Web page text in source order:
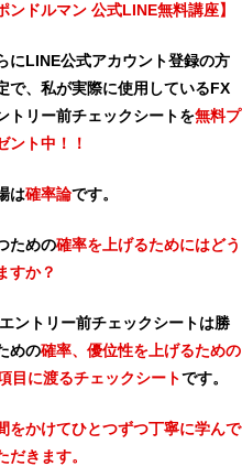
ンドルマン 公式LINE無料講座】
にLINE公式アカウント登録の方
で、私が実際に使用しているFX
トリー前チェックシートを無料プ
ント中！！
は確率論です。
ための確率を上げるためにはどう
すか？
ントリー前チェックシートは勝
めの確率、優位性を上げるための
目に渡るチェックシートです。
をかけてひとつずつ丁寧に学んで
だきます。